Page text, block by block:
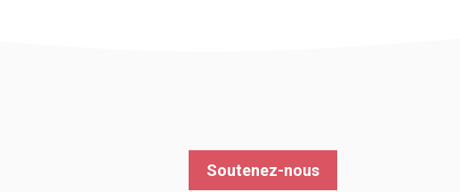
Soutenez-nous